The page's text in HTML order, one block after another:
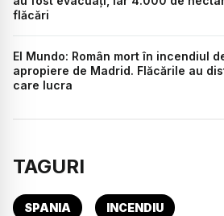
flăcări
El Mundo: Român mort în incendiul
apropiere de Madrid. Flăcările au
care lucra
TAGURI
SPANIA INCENDIU